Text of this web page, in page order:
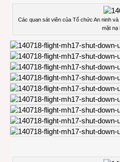
Các quan sát viên của Tổ chức An ninh
mặt nạ